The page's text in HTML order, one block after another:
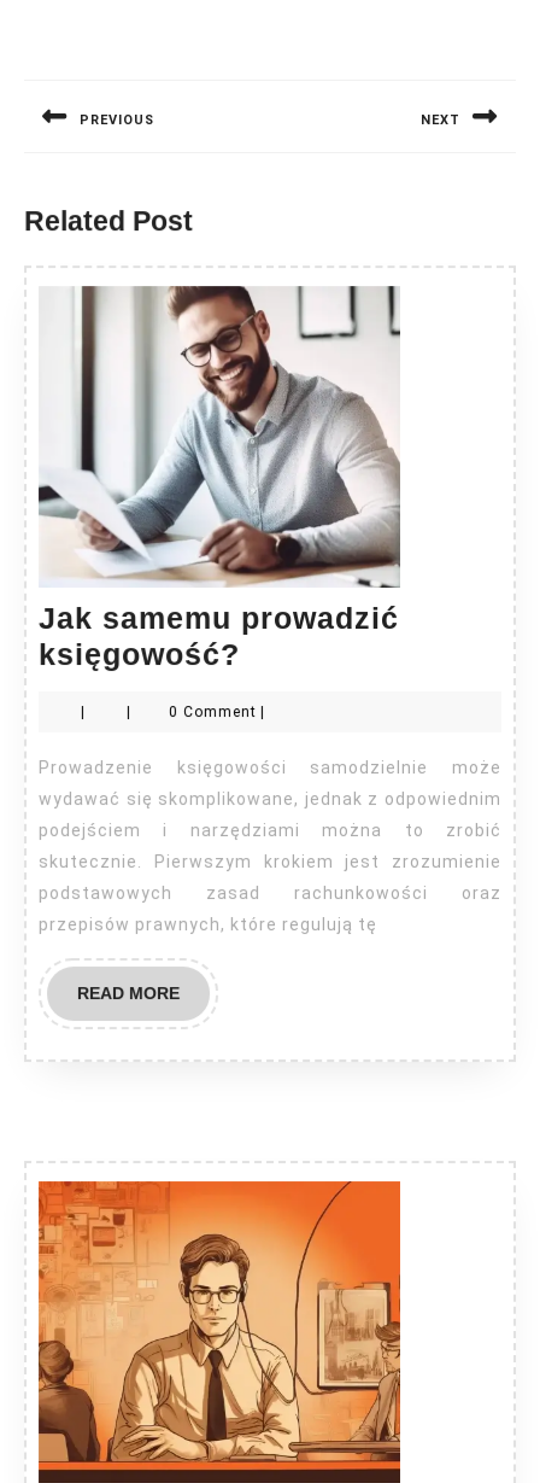
PREVIOUS NEXT
Related Post
Jak samemu prowadzić
księgowość?
prowadzić
księgowość?
0 Comment
Prowadzenie księgowości samodzielnie może
wydawać się skomplikowane, jednak z odpowiednim
podejściem i narzędziami można to zrobić
skutecznie. Pierwszym krokiem jest zrozumienie
podstawowych zasad rachunkowości oraz
przepisów prawnych, które regulują tę
READ MOREREAD
MORE